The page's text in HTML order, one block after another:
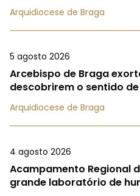
Arquidiocese de Braga
5 agosto 2026
Arcebispo de Braga
descobrirem o sentido
Arquidiocese de Braga
4 agosto 2026
Acampamento Regional
grande laboratório de